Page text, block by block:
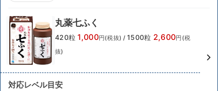
丸薬七ふく
420粒 1,000円(税抜) / 1500粒 2,600円(税
抜)
対応レベル目安